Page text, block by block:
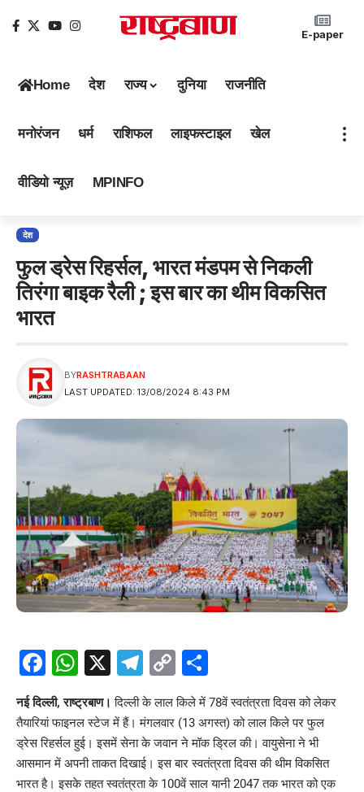
E-paper
Home देश राज्य दुनिया राजनीति
मनोरंजन धर्म राशिफल लाइफस्टाइल खेल
वीडियो न्यूज़ MPINFO
देश
फुल ड्रेस रिहर्सल, भारत मंडपम से निकली
तिरंगा बाइक रैली ; इस बार का थीम विकसित
भारत
LAST UPDATED: 13/08/2024 8:43 PM
BYRASHTRABAAN
Facebook
WhatsApp
X Telegram
Copy
Link
नई दिल्ली, राष्ट्रबाण। दिल्ली के लाल किले में 78वें स्वतंत्रता दिवस को लेकर
तैयारियां फाइनल स्टेज में हैं। मंगलवार (13 अगस्त) को लाल किले पर फुल
ड्रेस रिहर्सल हुई। इसमें सेना के जवान ने मॉक ड्रिल की। वायुसेना ने भी
आसमान में अपनी ताकत दिखाई। इस बार स्वतंत्रता दिवस की थीम विकसित
भारत है। इसके तहत स्वतंत्रता के 100वें साल यानी 2047 तक भारत को एक